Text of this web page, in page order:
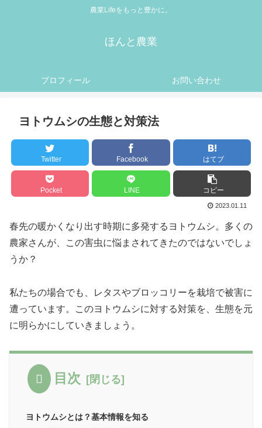
農業Lifeをもっと豊かに。
ほんと農業
プロフィール お問い合わせ
ヨトウムシの生態と対策法
Twitter Facebook はてブ
Pocket LINE コピー
2023.01.11
春先の暖かくなり出す時期に多発するヨトウムシ。多くの
農家さんが、この害虫に悩まされてきたのではないでしょ
うか？
私たちの場合でも、レタスやブロッコリーを栽培で被害に
遭っています。このヨトウムシに対する対策を、生態を元
に明らかにしていきましょう。
目次
ヨトウムシとは？基本情報を知る